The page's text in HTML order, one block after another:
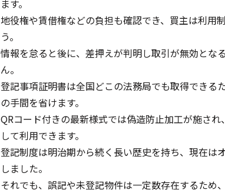
ます。
地役権や賃借権などの負担も確認でき、買主は利用
う。
情報を怠ると後に、差押えが判明し取引が無効とな
ん。
登記事項証明書は全国どこの法務局でも取得できる
の手間を省けます。
QRコード付きの最新様式では偽造防止加工が施さ
して利用できます。
登記制度は明治期から続く長い歴史を持ち、現在は
しました。
それでも、誤記や未登記物件は一定数存在するため